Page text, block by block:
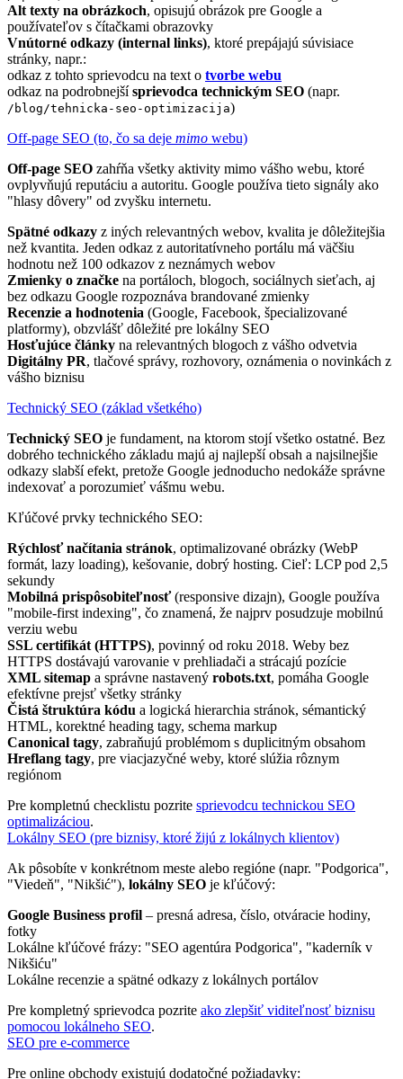
Alt texty na obrázkoch, opisujú obrázok pre Google a
používateľov s čítačkami obrazovky
Vnútorné odkazy (internal links), ktoré prepájajú súvisiace
stránky, napr.:
odkaz z tohto sprievodcu na text o tvorbe webu
odkaz na podrobnejšísprievodca technickým SEO (napr.
/blog/tehnicka-seo-optimizacija)
Off-page SEO (to, čo sa deje mimo webu)
Off-page SEO zahŕňa všetky aktivity mimo vášho webu, ktoré
ovplyvňujú reputáciu a autoritu. Google používa tieto signály ako
"hlasy dôvery" od zvyšku internetu.
Spätné odkazy z iných relevantných webov, kvalita je dôležitejšia
než kvantita. Jeden odkaz z autoritatívneho portálu má väčšiu
hodnotu než 100 odkazov z neznámych webov
Zmienky o značke na portáloch, blogoch, sociálnych sieťach, aj
bez odkazu Google rozpoznáva brandované zmienky
Recenzie a hodnotenia (Google, Facebook, špecializované
platformy), obzvlášť dôležité pre lokálny SEO
Hosťujúce články na relevantných blogoch z vášho odvetvia
Digitálny PR, tlačové správy, rozhovory, oznámenia o novinkách z
vášho biznisu
Technický SEO (základ všetkého)
Technický SEO je fundament, na ktorom stojí všetko ostatné. Bez
dobrého technického základu majú aj najlepší obsah a najsilnejšie
odkazy slabší efekt, pretože Google jednoducho nedokáže správne
indexovať a porozumieť vášmu webu.
Kľúčové prvky technického SEO:
Rýchlosť načítania stránok, optimalizované obrázky (WebP
formát, lazy loading), kešovanie, dobrý hosting. Cieľ: LCP pod 2,5
sekundy
Mobilná prispôsobiteľnosť(responsive dizajn), Google používa
"mobile-first indexing", čo znamená, že najprv posudzuje mobilnú
verziu webu
SSL certifikát (HTTPS), povinný od roku 2018. Weby bez
HTTPS dostávajú varovanie v prehliadači a strácajú pozície
XML sitemap a správne nastavený robots.txt, pomáha Google
efektívne prejsť všetky stránky
Čistá štruktúra kódu a logická hierarchia stránok, sémantický
HTML, korektné heading tagy, schema markup
Canonical tagy, zabraňujú problémom s duplicitným obsahom
Hreflang tagy, pre viacjazyčné weby, ktoré slúžia rôznym
regiónom
Pre kompletnú checklistu pozrite sprievodcu technickou SEO
optimalizáciou.
Lokálny SEO (pre biznisy, ktoré žijú z lokálnych klientov)
Ak pôsobíte v konkrétnom meste alebo regióne (napr. "Podgorica",
"Viedeň", "Nikšić"), lokálny SEO je kľúčový:
Google Business profil – presná adresa, číslo, otváracie hodiny,
fotky
Lokálne kľúčové frázy: "SEO agentúra Podgorica", "kaderník v
Nikšiću"
Lokálne recenzie a spätné odkazy z lokálnych portálov
Pre kompletný sprievodca pozrite ako zlepšiť viditeľnosť biznisu
pomocou lokálneho SEO.
SEO pre e-commerce
Pre online obchody existujú dodatočné požiadavky: